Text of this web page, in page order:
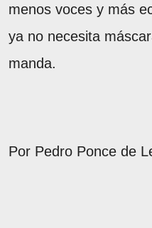
menos voces y más
ya no necesita
manda.
Por Pedro Ponce de